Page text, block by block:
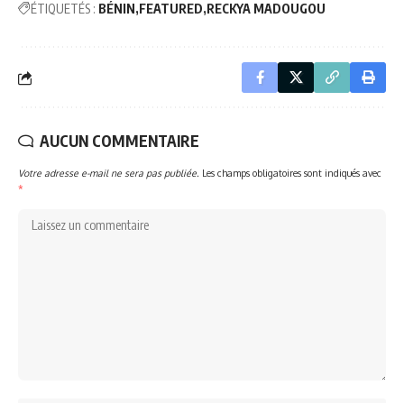
ÉTIQUETÉS : BÉNIN FEATURED RECKYA MADOUGOU
AUCUN COMMENTAIRE
Votre adresse e-mail ne sera pas publiée. Les champs obligatoires sont indiqués avec
*